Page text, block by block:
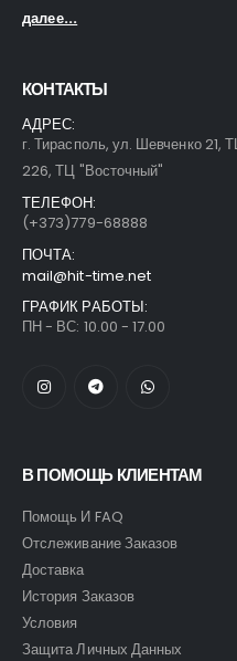
далее...
КОНТАКТЫ
АДРЕС:
г. Тирасполь, ул. Шевченко 21,
226, ТЦ "Восточный"
ТЕЛЕФОН:
(+373)779-68888
ПОЧТА:
mail@hit-time.net
ГРАФИК РАБОТЫ:
ПН - ВС: 10.00 - 17.00
В ПОМОЩЬ КЛИЕНТАМ
Помощь И FAQ
Отслеживание Заказов
Доставка
История Заказов
Условия
Защита Личных Данных